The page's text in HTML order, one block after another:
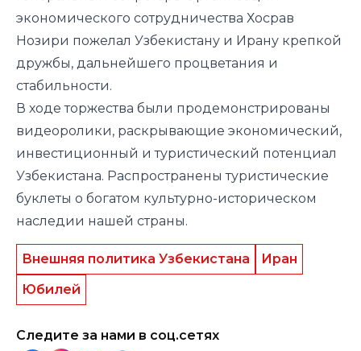
экономического сотрудничества Хосрав
Нозири пожелал Узбекистану и Ирану крепкой
дружбы, дальнейшего процветания и
стабильности.
В ходе торжества были продемонстрированы
видеоролики, раскрывающие экономический,
инвестиционный и туристический потенциал
Узбекистана. Распространены туристические
буклеты о богатом культурно-историческом
наследии нашей страны.
Внешняя политика Узбекистана
Иран
Юбилей
Следите за нами в соц.сетях